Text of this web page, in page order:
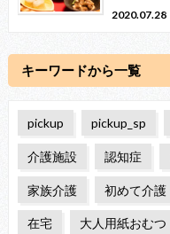
2020.07.28
キーワードから一覧
pickup pickup_sp
介護施設 認知症
家族介護 初めて介護
在宅 大人用紙おむつ